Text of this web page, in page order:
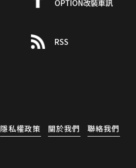
OPTION改裝車訊
RSS
隱私權政策 關於我們 聯絡我們